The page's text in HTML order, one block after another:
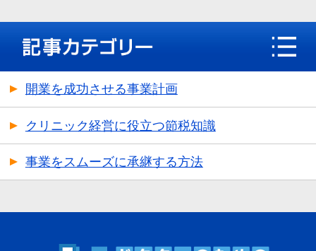
開業を成功させる事業計画
クリニック経営に役立つ節税知識
事業をスムーズに承継する方法